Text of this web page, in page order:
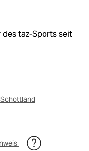
taz-Sports seit